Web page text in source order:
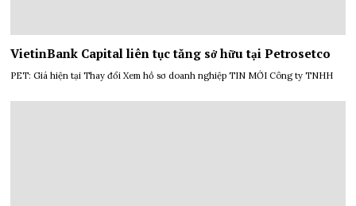
VietinBank Capital liên tục tăng sở hữu tại Petrosetco
PET: Giá hiện tại Thay đổi Xem hồ sơ doanh nghiệp TIN MỚI Công ty TNHH